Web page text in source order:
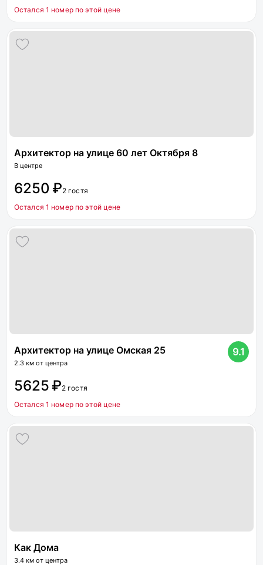
Остался 1 номер по этой цене
Архитектор на улице 60 лет Октября 8
В центре
6250 ₽2 гостя
Остался 1 номер по этой цене
Архитектор на улице Омская 25
2.3 км от центра
9.1
5625 ₽2 гостя
Остался 1 номер по этой цене
Как Дома
3.4 км от центра